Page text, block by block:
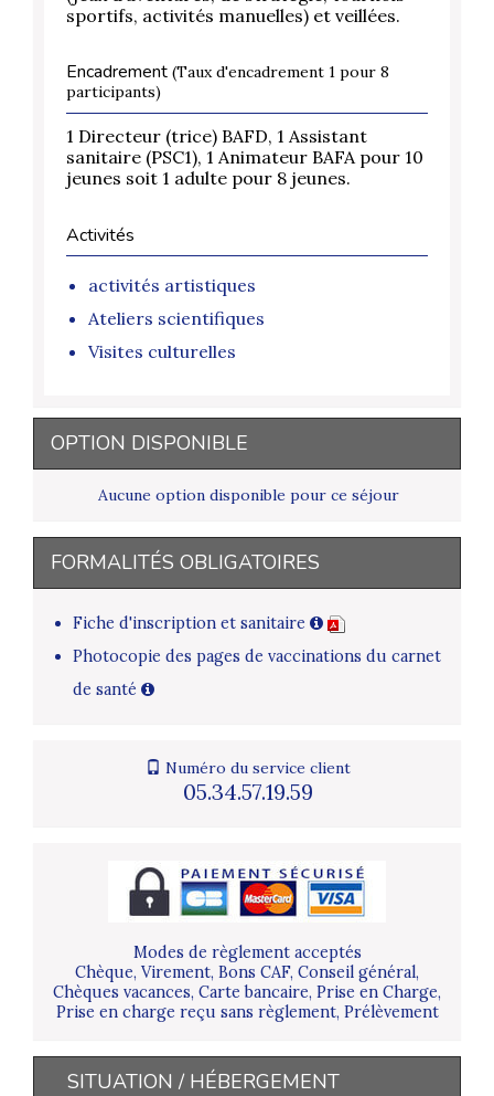
sportifs, activités manuelles) et veillées.
Encadrement (Taux d'encadrement 1 pour 8
participants)
1 Directeur (trice) BAFD, 1 Assistant
sanitaire (PSC1), 1 Animateur BAFA pour 10
jeunes soit 1 adulte pour 8 jeunes.
Activités
activités artistiques
Ateliers scientifiques
Visites culturelles
OPTION DISPONIBLE
Aucune option disponible pour ce séjour
FORMALITÉS OBLIGATOIRES
Fiche d'inscription et sanitaire
Photocopie des pages de vaccinations du carnet
de santé
Numéro du service client
05.34.57.19.59
Modes de règlement acceptés
Chèque, Virement, Bons CAF, Conseil général,
Chèques vacances, Carte bancaire, Prise en Charge,
Prise en charge reçu sans règlement, Prélèvement
SITUATION / HÉBERGEMENT